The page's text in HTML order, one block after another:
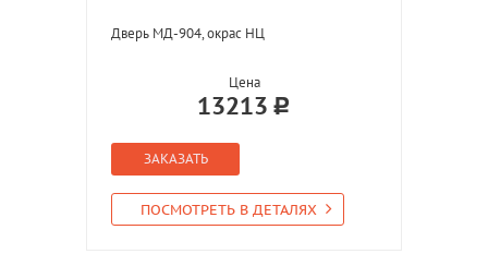
Дверь МД-904, окрас НЦ
Цена
13213
ЗАКАЗАТЬ
ПОСМОТРЕТЬ В ДЕТАЛЯХ